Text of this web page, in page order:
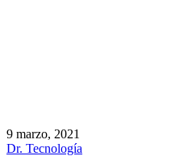
9 marzo, 2021
Dr. Tecnología